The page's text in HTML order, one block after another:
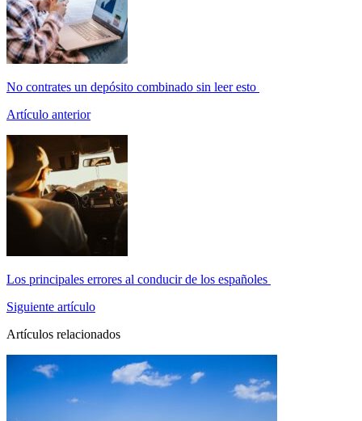
No contrates un depósito combinado sin leer esto
Artículo anterior
Los principales errores al conducir de los españoles
Siguiente artículo
Artículos relacionados